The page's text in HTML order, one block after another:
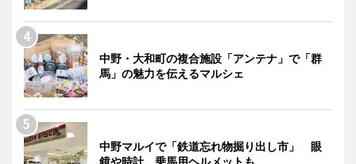
中野・大和町の複合施設「アンテナ」で「群
馬」の魅力を伝えるマルシェ
中野マルイで「鉄道忘れ物掘り出し市」 眼
鏡や時計、乗馬用ヘルメットも